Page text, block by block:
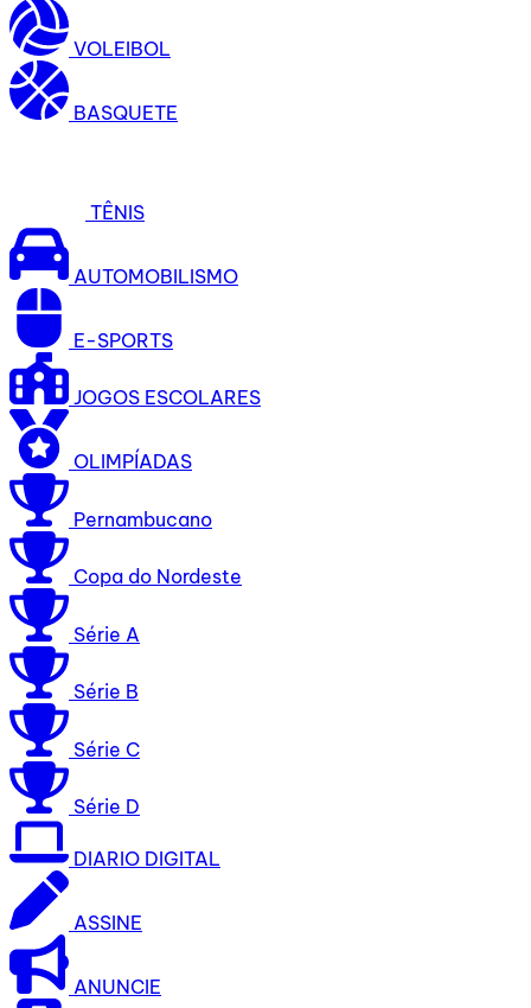
VOLEIBOL
BASQUETE
TÊNIS
AUTOMOBILISMO
E-SPORTS
JOGOS ESCOLARES
OLIMPÍADAS
Pernambucano
Copa do Nordeste
Série A
Série B
Série C
Série D
DIARIO DIGITAL
ASSINE
ANUNCIE